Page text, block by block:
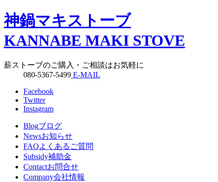
神鍋マキストーブ
KANNABE MAKI STOVE
薪ストーブのご購入・ご相談はお気軽に
080-5367-5499 E-MAIL
Facebook
Twitter
Instagram
Blogブログ
Newsお知らせ
FAQよくあるご質問
Subsidy補助金
Contactお問合せ
Company会社情報